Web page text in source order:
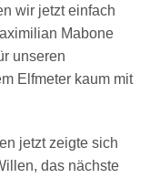
wir jetzt einfach
Mabone
unseren
Elfmeter kaum mit
jetzt zeigte sich
das nächste